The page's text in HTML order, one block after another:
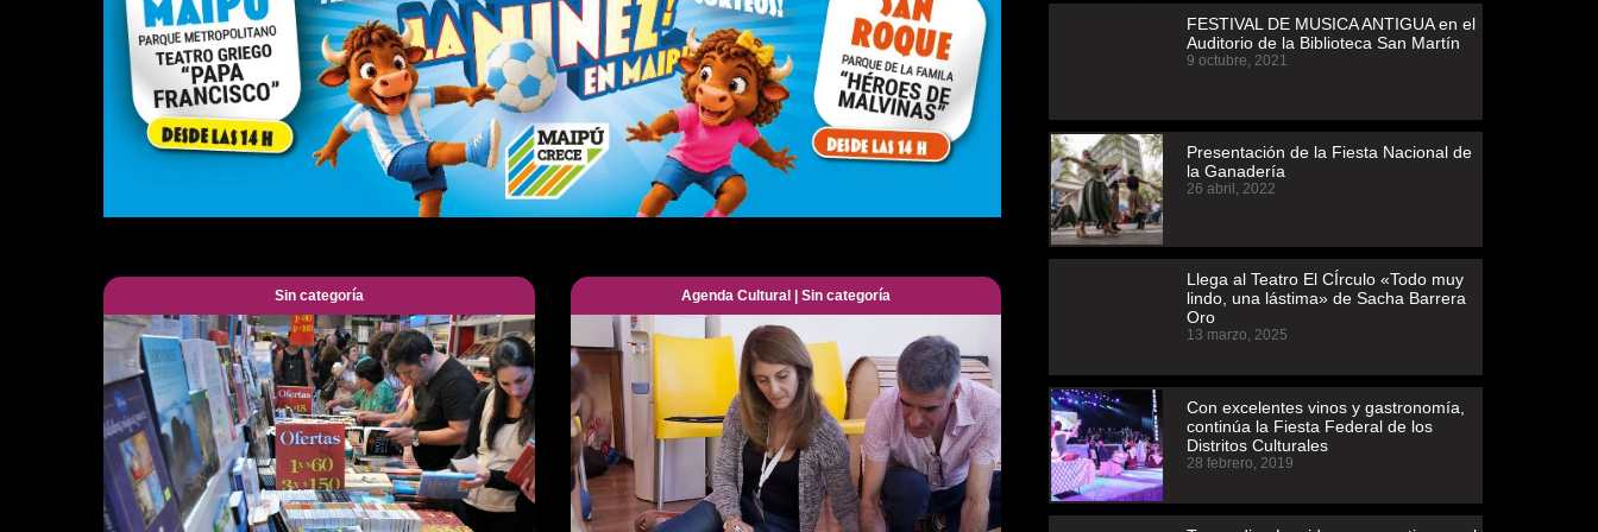
Sin categoría Agenda Cultural Sin categoría
FESTIVAL DE MUSICA ANTIGUA en el
Auditorio de la Biblioteca San Martín
9 octubre, 2021
Presentación de la Fiesta Nacional de
la Ganadería
26 abril, 2022
Llega al Teatro El CÍrculo «Todo muy
lindo, una lástima» de Sacha Barrera
Oro
13 marzo, 2025
Con excelentes vinos y gastronomía,
continúa la Fiesta Federal de los
Distritos Culturales
28 febrero, 2019